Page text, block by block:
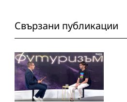
Свързани публикации